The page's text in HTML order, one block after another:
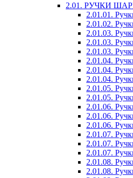
2.01. РУЧКИ
2.01.01.
2.01.02.
2.01.03.
2.01.03.
2.01.03.
2.01.04.
2.01.04.
2.01.04.
2.01.05.
2.01.05.
2.01.06.
2.01.06.
2.01.06.
2.01.07.
2.01.07.
2.01.07.
2.01.08.
2.01.08.